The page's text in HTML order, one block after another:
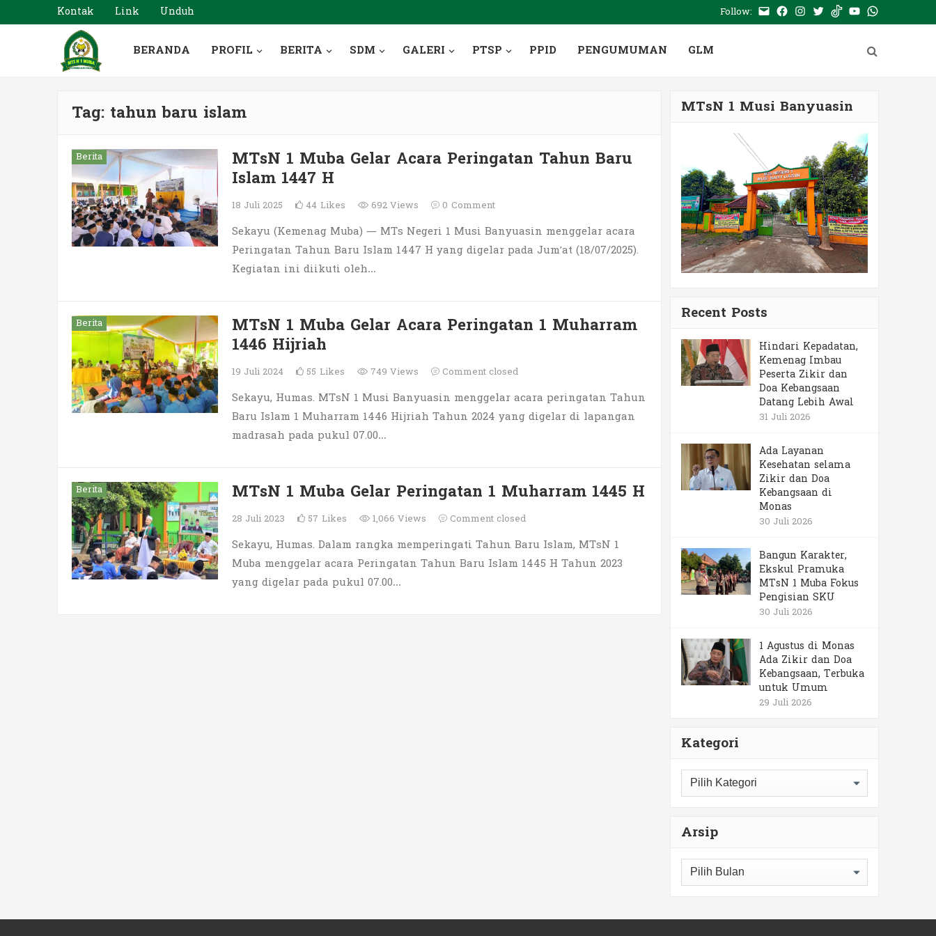
Kontak Link Unduh Follow: E- Facebook
Instagram
TwitterTiktokYoutubeWhatsApp
BERANDA PROFIL BERITA SDM GALERI PTSP PPID PENGUMUMAN GLM
Tag: tahun baru islam
Berita MTsN 1 Muba Gelar Acara Peringatan Tahun Baru
Islam 1447 H
18 Juli 2025 44 Likes 692 Views 0 Comment
Sekayu (Kemenag Muba) — MTs Negeri 1 Musi Banyuasin menggelar acara
Peringatan Tahun Baru Islam 1447 H yang digelar pada Jum’at (18/07/2025).
Kegiatan ini diikuti oleh…
Berita MTsN 1 Muba Gelar Acara Peringatan 1 Muharram
1446 Hijriah
19 Juli 2024 55 Likes 749 Views Comment closed
Sekayu, Humas. MTsN 1 Musi Banyuasin menggelar acara peringatan Tahun
Baru Islam 1 Muharram 1446 Hijriah Tahun 2024 yang digelar di lapangan
madrasah pada pukul 07.00…
Berita MTsN 1 Muba Gelar Peringatan 1 Muharram 1445 H
28 Juli 2023 57 Likes 1,066 Views Comment closed
Sekayu, Humas. Dalam rangka memperingati Tahun Baru Islam, MTsN 1
Muba menggelar acara Peringatan Tahun Baru Islam 1445 H Tahun 2023
yang digelar pada pukul 07.00…
MTsN 1 Musi Banyuasin
Recent Posts
Hindari Kepadatan,
Kemenag Imbau
Peserta Zikir dan
Doa Kebangsaan
Datang Lebih Awal
31 Juli 2026
Ada Layanan
Kesehatan selama
Zikir dan Doa
Kebangsaan di
Monas
30 Juli 2026
Bangun Karakter,
Ekskul Pramuka
MTsN 1 Muba Fokus
Pengisian SKU
30 Juli 2026
1 Agustus di Monas
Ada Zikir dan Doa
Kebangsaan, Terbuka
untuk Umum
29 Juli 2026
Kategori
Kategori
Arsip
Arsip